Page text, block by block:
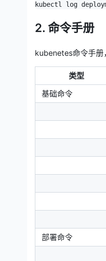
2. 命令手册
kubenetes命令手册
类型
基础命令
部署命令